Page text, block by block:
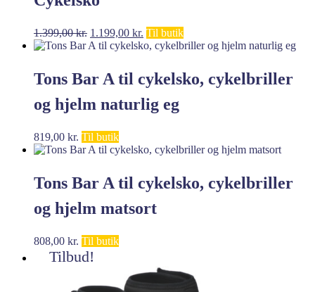
1.399,00kr. Den
oprindelige
1.399,00 kr..
1.199,00 kr. Den
aktuelle
1.199,00 kr..
Til butik
Tons Bar A til cykelsko, cykelbriller
og hjelm naturlig eg
819,00 kr. Til butik
Tons Bar A til cykelsko, cykelbriller
og hjelm matsort
808,00 kr. Til butik
Tilbud!